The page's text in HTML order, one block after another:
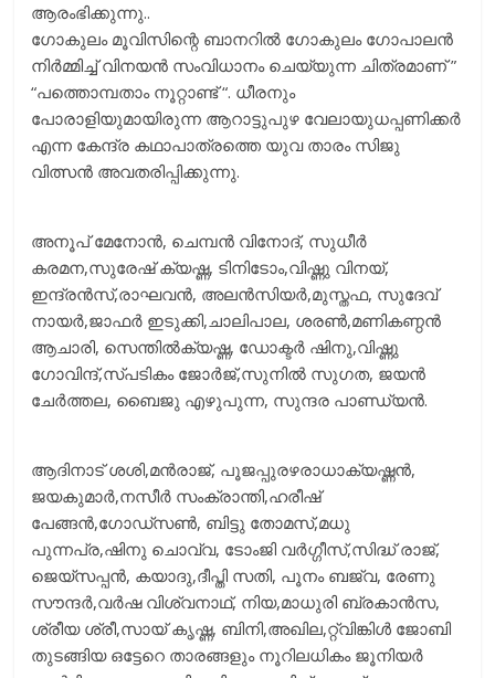
ആരംഭിക്കുന്നു..
ഗോകുലം മൂവിസിന്റെ ബാനറില്‍ ഗോകുലം ഗോപാലന്‍
നിര്‍മ്മിച്ച് വിനയന്‍ സംവിധാനം ചെയ്യുന്ന ചിത്രമാണ് ”
“പത്തൊമ്പതാം നൂറ്റാണ്ട് “. ധീരനും
പോരാളിയുമായിരുന്ന ആറാട്ടുപുഴ വേലായുധപ്പണിക്കര്‍
എന്ന കേന്ദ്ര കഥാപാത്രത്തെ യുവ താരം സിജു
വിത്സന്‍ അവതരിപ്പിക്കുന്നു.
അനൂപ് മേനോന്‍, ചെമ്പന്‍ വിനോദ്, സുധീര്‍
കരമന,സുരേഷ് ക്യഷ്ണ, ടിനിടോം,വിഷ്ണു വിനയ്,
ഇന്ദ്രന്‍സ്,രാഘവന്‍, അലന്‍സിയര്‍,മുസ്തഫ, സുദേവ്
നായര്‍,ജാഫര്‍ ഇടുക്കി,ചാലിപാല, ശരണ്‍,മണികണ്ഠന്‍
ആചാരി, സെന്തില്‍ക്യഷ്ണ, ഡോക്ടര്‍ ഷിനു,വിഷ്ണു
ഗോവിന്ദ്,സ്പടികം ജോര്‍ജ്,സുനില്‍ സുഗത, ജയന്‍
ചേര്‍ത്തല, ബൈജു എഴുപുന്ന, സുന്ദര പാണ്ഡ്യന്‍.
ആദിനാട് ശശി,മന്‍രാജ്, പൂജപ്പുരഴരാധാക്യഷ്ണന്‍,
ജയകുമാര്‍,നസീര്‍ സംക്രാന്തി,ഹരീഷ്
പേങ്ങന്‍,ഗോഡ്‌സണ്‍, ബിട്ടു തോമസ്,മധു
പുന്നപ്ര,ഷിനു ചൊവ്വ, ടോംജി വര്‍ഗ്ഗീസ്,സിദ്ധ് രാജ്,
ജെയ്‌സപ്പന്‍, കയാദു,ദീപ്തി സതി, പൂനം ബജ്വ, രേണു
സൗന്ദര്‍,വര്‍ഷ വിശ്വനാഥ്, നിയ,മാധുരി ബ്രകാന്‍സ,
ശ്രീയ ശ്രീ,സായ് കൃഷ്ണ, ബിനി,അഖില,റ്റ്വിങ്കിള്‍ ജോബി
തുടങ്ങിയ ഒട്ടേറെ താരങ്ങളും നൂറിലധികം ജൂനിയര്‍